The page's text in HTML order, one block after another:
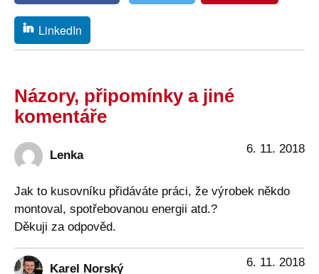
LinkedIn
Názory, připomínky a jiné
komentáře
Lenka 6. 11. 2018
Jak to kusovníku přidáváte práci, že výrobek někdo
montoval, spotřebovanou energii atd.?
Děkuji za odpověd.
Karel Norský 6. 11. 2018